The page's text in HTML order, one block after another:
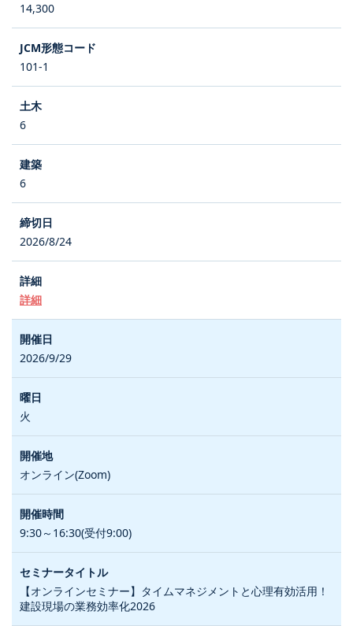
14,300
101-1
6
6
2026/8/24
詳細
2026/9/29
火
オンライン(Zoom)
9:30～16:30(受付9:00)
【オンラインセミナー】タイムマネジメントと心理有効活用！
建設現場の業務効率化2026